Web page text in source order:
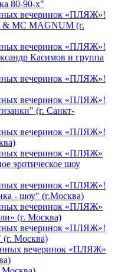
80-90-х"
вечеринок «ПЛЯЖ»!
MC MAGNUM (г.
вечеринок «ПЛЯЖ»!
Касимов и группа
вечеринок «ПЛЯЖ»!
вечеринок «ПЛЯЖ»!
(г. Санкт-
вечеринок «ПЛЯЖ»!
вечеринок «ПЛЯЖ»
эротическое шоу
вечеринок «ПЛЯЖ»!
- шоу" (г.Москва)
вечеринок «ПЛЯЖ»
(г. Москва)
вечеринок «ПЛЯЖ»!
(г. Москва)
вечеринок «ПЛЯЖ»